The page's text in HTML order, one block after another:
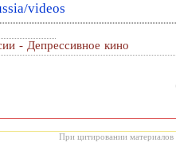
videos
- Депрессивное кино
При цитировании материалов